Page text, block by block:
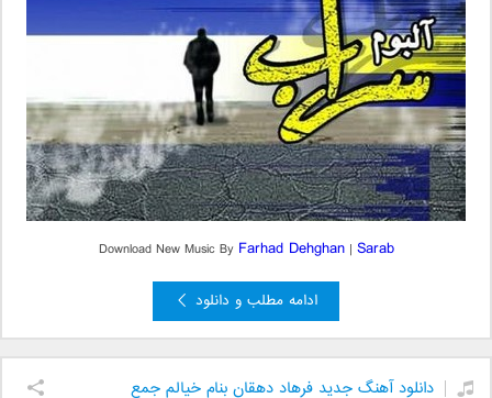
Download New Music By Farhad Dehghan| Sarab
ادامه مطلب و دانلود
دانلود آهنگ جدید فرهاد دهقان بنام خیالم جمع